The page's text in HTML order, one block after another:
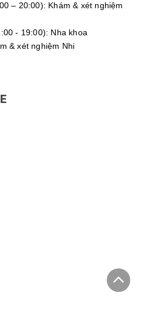
– 20:00): Khám & xét nghiệm
- 19:00): Nha khoa
& xét nghiệm Nhi